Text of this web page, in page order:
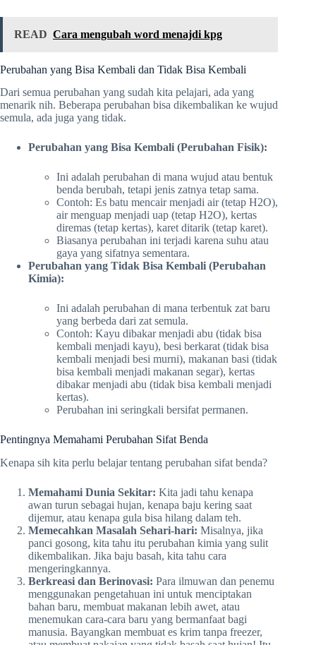
READ Cara mengubah word menajdi kpg
Perubahan yang Bisa Kembali dan Tidak Bisa Kembali
Dari semua perubahan yang sudah kita pelajari, ada yang
menarik nih. Beberapa perubahan bisa dikembalikan ke wujud
semula, ada juga yang tidak.
Perubahan yang Bisa Kembali (Perubahan Fisik):
Ini adalah perubahan di mana wujud atau bentuk
benda berubah, tetapi jenis zatnya tetap sama.
Contoh: Es batu mencair menjadi air (tetap H2O),
air menguap menjadi uap (tetap H2O), kertas
diremas (tetap kertas), karet ditarik (tetap karet).
Biasanya perubahan ini terjadi karena suhu atau
gaya yang sifatnya sementara.
Perubahan yang Tidak Bisa Kembali (Perubahan
Kimia):
Ini adalah perubahan di mana terbentuk zat baru
yang berbeda dari zat semula.
Contoh: Kayu dibakar menjadi abu (tidak bisa
kembali menjadi kayu), besi berkarat (tidak bisa
kembali menjadi besi murni), makanan basi (tidak
bisa kembali menjadi makanan segar), kertas
dibakar menjadi abu (tidak bisa kembali menjadi
kertas).
Perubahan ini seringkali bersifat permanen.
Pentingnya Memahami Perubahan Sifat Benda
Kenapa sih kita perlu belajar tentang perubahan sifat benda?
Memahami Dunia Sekitar: Kita jadi tahu kenapa
awan turun sebagai hujan, kenapa baju kering saat
dijemur, atau kenapa gula bisa hilang dalam teh.
Memecahkan Masalah Sehari-hari: Misalnya, jika
panci gosong, kita tahu itu perubahan kimia yang sulit
dikembalikan. Jika baju basah, kita tahu cara
mengeringkannya.
Berkreasi dan Berinovasi: Para ilmuwan dan penemu
menggunakan pengetahuan ini untuk menciptakan
bahan baru, membuat makanan lebih awet, atau
menemukan cara-cara baru yang bermanfaat bagi
manusia. Bayangkan membuat es krim tanpa freezer,